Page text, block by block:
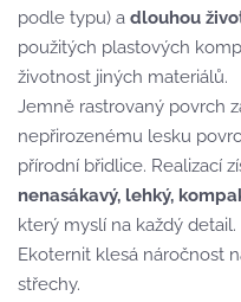
podle typu) a dlouhou
použitých plastových
životnost jiných materiálů.
Jemně rastrovaný povrch
nepřirozenému lesku
přírodní břidlice. Realizací
nenasákavý, lehký,
který myslí na každý
Ekoternit klesá náročnost
střechy.